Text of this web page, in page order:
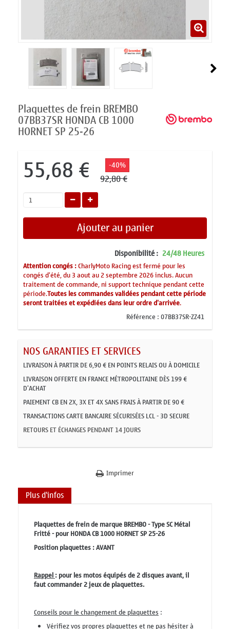
Plaquettes de frein BREMBO
07BB37SR HONDA CB 1000
HORNET SP 25-26
55,68 € -40%
92,80 €
Ajouter au panier
Disponibilité : 24/48 Heures
Attention congés :CharlyMoto Racing est fermé pour les
congés d'été, du 3 aout au 2 septembre 2026 inclus. Aucun
traitement de commande, ni support technique pendant cette
période.Toutes les commandes validées pendant cette période
seront traitées et expédiées dans leur ordre d'arrivée.
Référence :07BB37SR-ZZ41
NOS GARANTIES ET SERVICES
LIVRAISON À PARTIR DE 6,90 € EN POINTS RELAIS OU À DOMICILE
LIVRAISON OFFERTE EN FRANCE MÉTROPOLITAINE DÈS 199 €
D'ACHAT
PAIEMENT CB EN 2X, 3X ET 4X SANS FRAIS À PARTIR DE 90 €
TRANSACTIONS CARTE BANCAIRE SÉCURISÉES LCL - 3D SECURE
RETOURS ET ÉCHANGES PENDANT 14 JOURS
Imprimer
Plus d'infos
Plaquettes de frein de marque BREMBO - Type SC Métal
Fritté - pour HONDA CB 1000 HORNET SP 25-26
Position plaquettes : AVANT
Rappel: pour les motos équipés de 2 disques avant, il
faut commander 2 jeux de plaquettes.
Conseils pour le changement de plaquettes:
Vérifiez vos propres plaquettes et ne pas hésiter à